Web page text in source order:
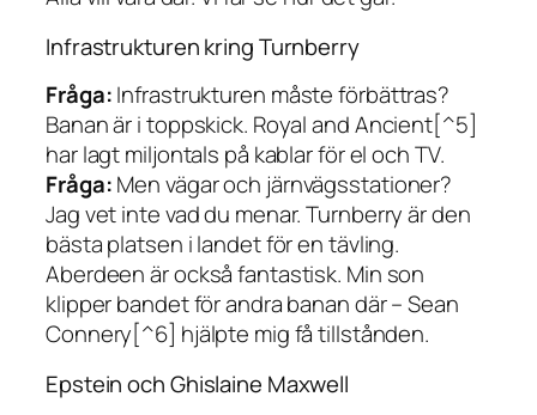
Infrastrukturen kring Turnberry
Fråga:Infrastrukturen måste förbättras?
Banan är i toppskick. Royal and Ancient[^5]
har lagt miljontals på kablar för el och TV.
Fråga:Men vägar och järnvägsstationer?
Jag vet inte vad du menar. Turnberry är den
bästa platsen i landet för en tävling.
Aberdeen är också fantastisk. Min son
klipper bandet för andra banan där – Sean
Connery[^6] hjälpte mig få tillstånden.
Epstein och Ghislaine Maxwell